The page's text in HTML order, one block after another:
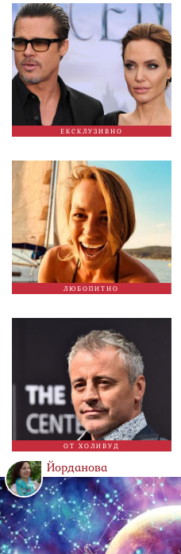
ЕКСКЛУЗИВНО
ЛЮБОПИТНО
ОТ ХОЛИВУД
Йорданова